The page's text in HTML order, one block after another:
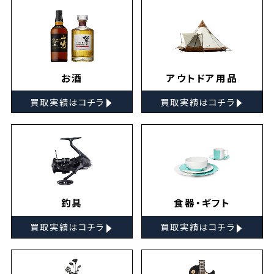
お酒
買取実績はコチラ ▸
アウトドア用品
買取実績はコチラ ▸
釣具
買取実績はコチラ ▸
食器・ギフト
買取実績はコチラ ▸